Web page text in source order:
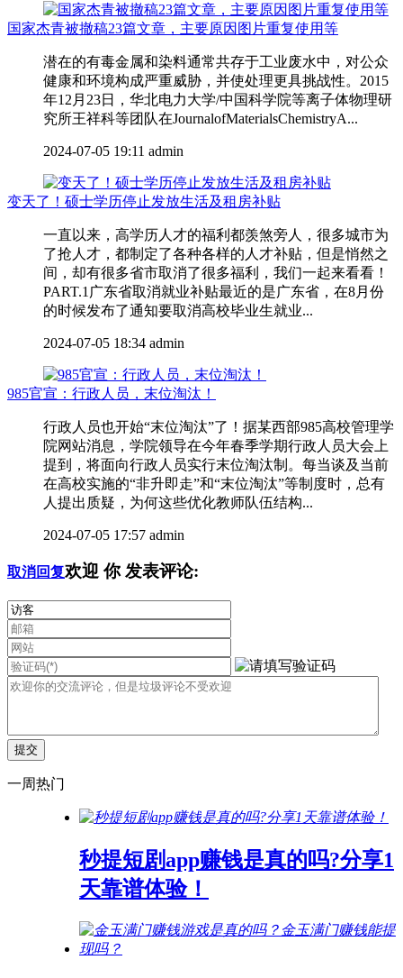
国家杰青被撤稿23篇文章，主要原因图片重复使用等
潜在的有毒金属和染料通常共存于工业废水中，对公众
健康和环境构成严重威胁，并使处理更具挑战性。2015
年12月23日，华北电力大学/中国科学院等离子体物理研
究所王祥科等团队在JournalofMaterialsChemistryA...
2024-07-05 19:11 admin
变天了！硕士学历停止发放生活及租房补贴
一直以来，高学历人才的福利都羡煞旁人，很多城市为
了抢人才，都制定了各种各样的人才补贴，但是悄然之
间，却有很多省市取消了很多福利，我们一起来看看！
PART.1广东省取消就业补贴最近的是广东省，在8月份
的时候发布了通知要取消高校毕业生就业...
2024-07-05 18:34 admin
985官宣：行政人员，末位淘汰！
行政人员也开始“末位淘汰”了！据某西部985高校管理学
院网站消息，学院领导在今年春季学期行政人员大会上
提到，将面向行政人员实行末位淘汰制。每当谈及当前
在高校实施的“非升即走”和“末位淘汰”等制度时，总有
人提出质疑，为何这些优化教师队伍结构...
2024-07-05 17:57 admin
取消回复欢迎 你发表评论:
一周热门
秒提短剧app赚钱是真的吗?分享1
天靠谱体验！